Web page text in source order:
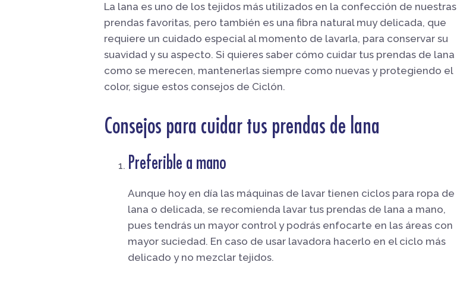
La lana es uno de los tejidos más utilizados en la confección de nuestras
prendas favoritas, pero también es una fibra natural muy delicada, que
requiere un cuidado especial al momento de lavarla, para conservar su
suavidad y su aspecto. Si quieres saber cómo cuidar tus prendas de lana
como se merecen, mantenerlas siempre como nuevas y protegiendo el
color, sigue estos consejos de Ciclón.
Consejos para cuidar tus prendas de lana
Preferible a mano
Aunque hoy en día las máquinas de lavar tienen ciclos para ropa de
lana o delicada, se recomienda lavar tus prendas de lana a mano,
pues tendrás un mayor control y podrás enfocarte en las áreas con
mayor suciedad. En caso de usar lavadora hacerlo en el ciclo más
delicado y no mezclar tejidos.